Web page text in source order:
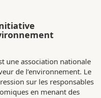
une association nationale
de l’environnement. Le
sur les responsables
en menant des